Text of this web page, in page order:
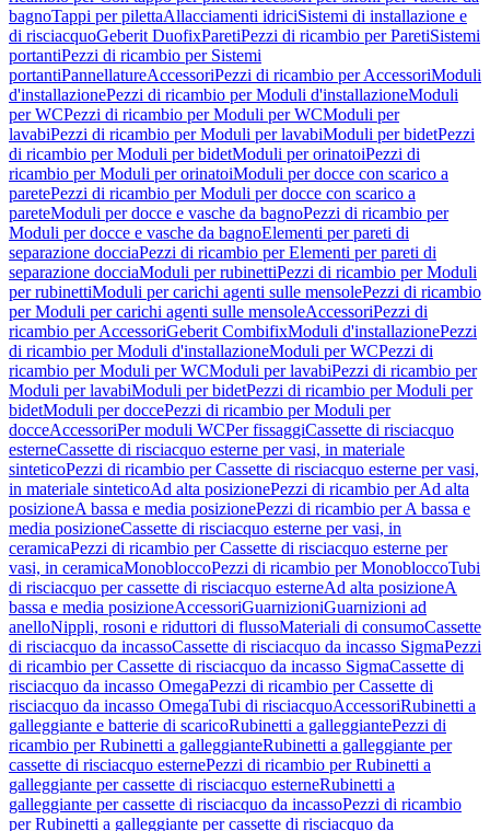
bagnoTappi per pilettaAllacciamenti idriciSistemi di installazione e
di risciacquoGeberit DuofixParetiPezzi di ricambio per ParetiSistemi
portantiPezzi di ricambio per Sistemi
portantiPannellatureAccessoriPezzi di ricambio per AccessoriModuli
d'installazionePezzi di ricambio per Moduli d'installazioneModuli
per WCPezzi di ricambio per Moduli per WCModuli per
lavabiPezzi di ricambio per Moduli per lavabiModuli per bidetPezzi
di ricambio per Moduli per bidetModuli per orinatoiPezzi di
ricambio per Moduli per orinatoiModuli per docce con scarico a
paretePezzi di ricambio per Moduli per docce con scarico a
pareteModuli per docce e vasche da bagnoPezzi di ricambio per
Moduli per docce e vasche da bagnoElementi per pareti di
separazione docciaPezzi di ricambio per Elementi per pareti di
separazione docciaModuli per rubinettiPezzi di ricambio per Moduli
per rubinettiModuli per carichi agenti sulle mensolePezzi di ricambio
per Moduli per carichi agenti sulle mensoleAccessoriPezzi di
ricambio per AccessoriGeberit CombifixModuli d'installazionePezzi
di ricambio per Moduli d'installazioneModuli per WCPezzi di
ricambio per Moduli per WCModuli per lavabiPezzi di ricambio per
Moduli per lavabiModuli per bidetPezzi di ricambio per Moduli per
bidetModuli per doccePezzi di ricambio per Moduli per
docceAccessoriPer moduli WCPer fissaggiCassette di risciacquo
esterneCassette di risciacquo esterne per vasi, in materiale
sinteticoPezzi di ricambio per Cassette di risciacquo esterne per vasi,
in materiale sinteticoAd alta posizionePezzi di ricambio per Ad alta
posizioneA bassa e media posizionePezzi di ricambio per A bassa e
media posizioneCassette di risciacquo esterne per vasi, in
ceramicaPezzi di ricambio per Cassette di risciacquo esterne per
vasi, in ceramicaMonobloccoPezzi di ricambio per MonobloccoTubi
di risciacquo per cassette di risciacquo esterneAd alta posizioneA
bassa e media posizioneAccessoriGuarnizioniGuarnizioni ad
anelloNippli, rosoni e riduttori di flussoMateriali di consumoCassette
di risciacquo da incassoCassette di risciacquo da incasso SigmaPezzi
di ricambio per Cassette di risciacquo da incasso SigmaCassette di
risciacquo da incasso OmegaPezzi di ricambio per Cassette di
risciacquo da incasso OmegaTubi di risciacquoAccessoriRubinetti a
galleggiante e batterie di scaricoRubinetti a galleggiantePezzi di
ricambio per Rubinetti a galleggianteRubinetti a galleggiante per
cassette di risciacquo esternePezzi di ricambio per Rubinetti a
galleggiante per cassette di risciacquo esterneRubinetti a
galleggiante per cassette di risciacquo da incassoPezzi di ricambio
per Rubinetti a galleggiante per cassette di risciacquo da